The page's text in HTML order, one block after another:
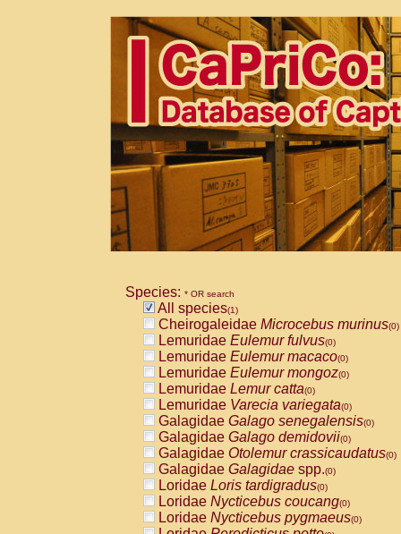
Species: * OR search
All species(1)
Cheirogaleidae Microcebus murinus(0)
Lemuridae Eulemur fulvus(0)
Lemuridae Eulemur macaco(0)
Lemuridae Eulemur mongoz(0)
Lemuridae Lemur catta(0)
Lemuridae Varecia variegata(0)
Galagidae Galago senegalensis(0)
Galagidae Galago demidovii(0)
Galagidae Otolemur crassicaudatus(0)
Galagidae Galagidae spp.(0)
Loridae Loris tardigradus(0)
Loridae Nycticebus coucang(0)
Loridae Nycticebus pygmaeus(0)